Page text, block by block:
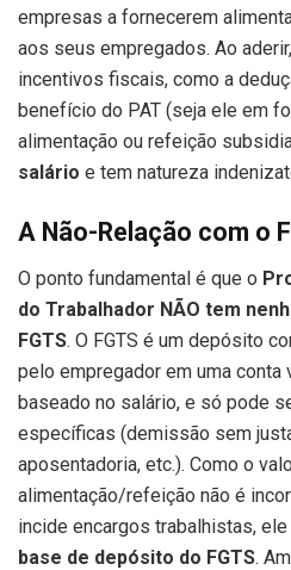
empresas a fornecerem
aos seus empregados. Ao
incentivos fiscais, como a
benefício do PAT (seja ele em
alimentação ou refeição
salário e tem natureza
A Não-Relação com o
O ponto fundamental é que o
do Trabalhador NÃO tem
FGTS. O FGTS é um depósito
pelo empregador em uma conta
baseado no salário, e só pode
específicas (demissão sem
aposentadoria, etc.). Como o
alimentação/refeição não é
incide encargos trabalhistas, ele
base de depósito do FGTS.